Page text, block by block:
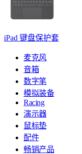
iPad 键盘保护套
麦克风
音箱
数字笔
模拟装备
Racing
演示器
鼠标垫
配件
畅销产品